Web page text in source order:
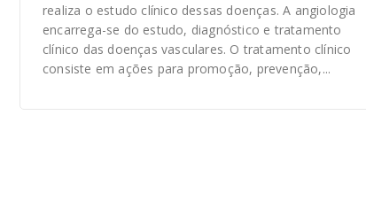
realiza o estudo clínico dessas doenças. A angiologia
encarrega-se do estudo, diagnóstico e tratamento
clínico das doenças vasculares. O tratamento clínico
consiste em ações para promoção, prevenção,...